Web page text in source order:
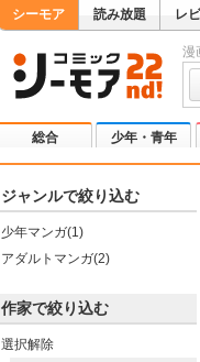
シーモア 読み放題 レ
漫
総合 少年・青年
ジャンルで絞り込む
少年マンガ(1)
アダルトマンガ(2)
作家で絞り込む
選択解除